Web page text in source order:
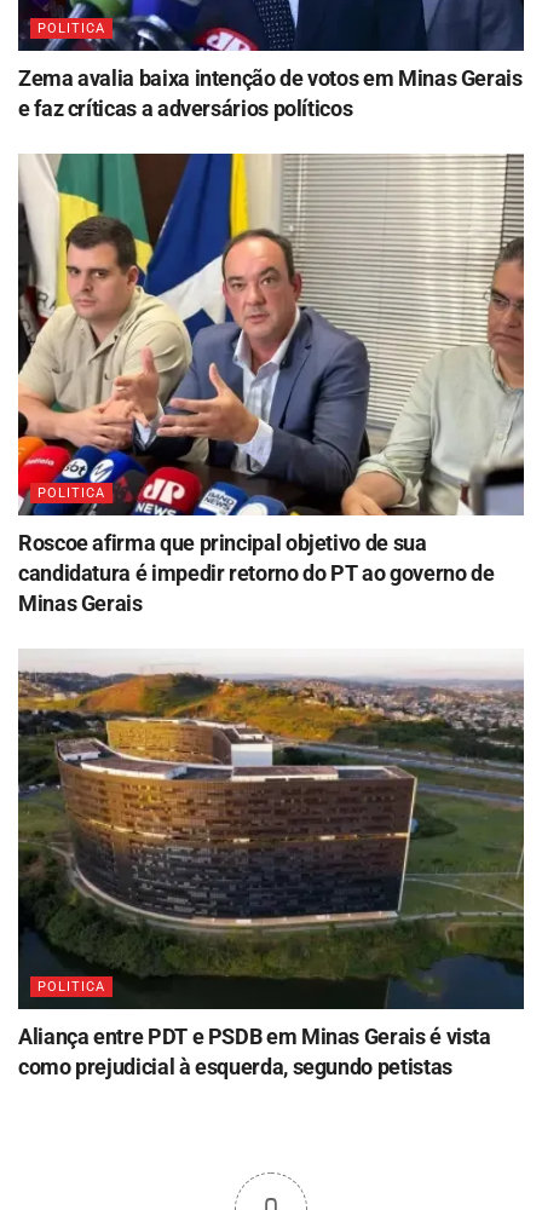
POLITICA
Zema avalia baixa intenção de votos em Minas Gerais
e faz críticas a adversários políticos
POLITICA
Roscoe afirma que principal objetivo de sua
candidatura é impedir retorno do PT ao governo de
Minas Gerais
POLITICA
Aliança entre PDT e PSDB em Minas Gerais é vista
como prejudicial à esquerda, segundo petistas